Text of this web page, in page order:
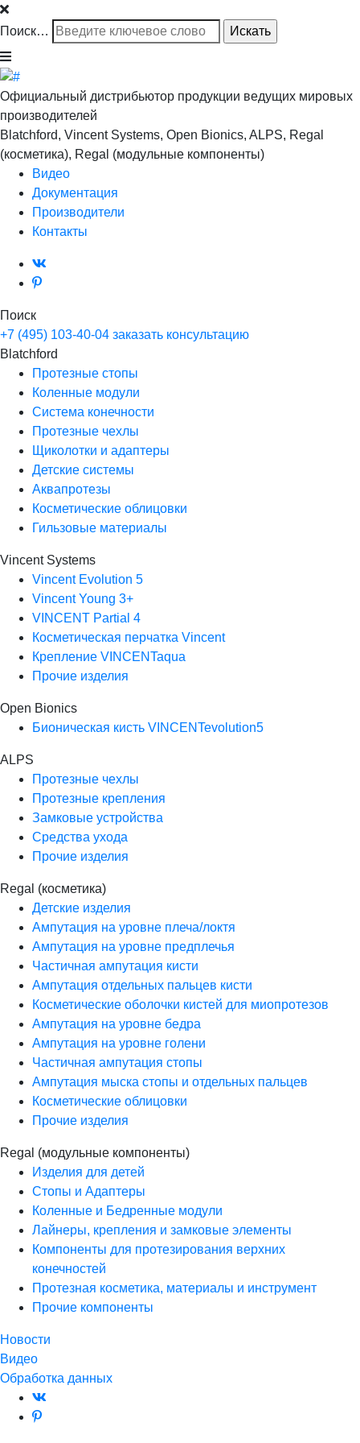
Поиск…
Официальный дистрибьютор продукции ведущих мировых
производителей
Blatchford, Vincent Systems, Open Bionics, ALPS, Regal
(косметика), Regal (модульные компоненты)
Видео
Документация
Производители
Контакты
Поиск
+7 (495) 103-40-04 заказать консультацию
Blatchford
Протезные стопы
Коленные модули
Система конечности
Протезные чехлы
Щиколотки и адаптеры
Детские системы
Аквапротезы
Косметические облицовки
Гильзовые материалы
Vincent Systems
Vincent Evolution 5
Vincent Young 3+
VINCENT Partial 4
Косметическая перчатка Vincent
Крепление VINCENTaqua
Прочие изделия
Open Bionics
Бионическая кисть VINCENTevolution5
ALPS
Протезные чехлы
Протезные крепления
Замковые устройства
Средства ухода
Прочие изделия
Regal (косметика)
Детские изделия
Ампутация на уровне плеча/локтя
Ампутация на уровне предплечья
Частичная ампутация кисти
Ампутация отдельных пальцев кисти
Косметические оболочки кистей для миопротезов
Ампутация на уровне бедра
Ампутация на уровне голени
Частичная ампутация стопы
Ампутация мыска стопы и отдельных пальцев
Косметические облицовки
Прочие изделия
Regal (модульные компоненты)
Изделия для детей
Стопы и Адаптеры
Коленные и Бедренные модули
Лайнеры, крепления и замковые элементы
Компоненты для протезирования верхних
конечностей
Протезная косметика, материалы и инструмент
Прочие компоненты
Новости
Видео
Обработка данных